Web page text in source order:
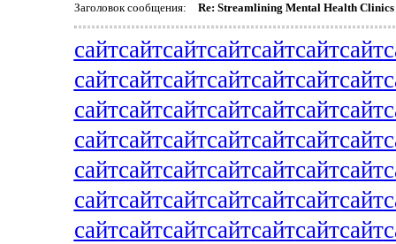
Заголовок сообщения:
Re: Streamlining Mental Health
сайтсайтсайтсайтсайтсайтсайт
сайтсайтсайтсайтсайтсайтсайт
сайтсайтсайтсайтсайтсайтсайт
сайтсайтсайтсайтсайтсайтсайт
сайтсайтсайтсайтсайтсайтсайт
сайтсайтсайтсайтсайтсайтсайт
сайтсайтсайтсайтсайтсайтсайт